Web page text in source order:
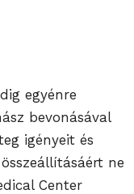
egyénre
bevonásával
igényeit és
ne
Center